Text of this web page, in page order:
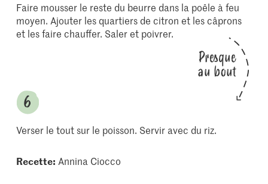
Faire mousser le reste du beurre dans la poêle à feu
moyen. Ajouter les quartiers de citron et les câprons
et les faire chauffer. Saler et poivrer.
Presque
au bout
Verser le tout sur le poisson. Servir avec du riz.
Recette: Annina Ciocco